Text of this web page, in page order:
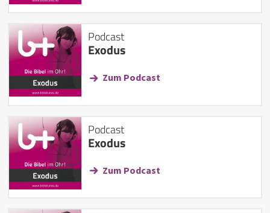
Podcast
Exodus
Zum Podcast
Podcast
Exodus
Zum Podcast